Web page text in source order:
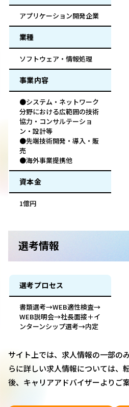
アプリケーション開発企業
業種
ソフトウェア・情報処理
事業内容
●システム・ネットワーク
分野における広範囲の技術
協力・コンサルテーショ
ン・設計等
●先端技術開発・導入・販
売
●海外事業提携他
資本金
1億円
選考情報
選考プロセス
書類選考→WEB適性検査→
WEB説明会→社長面接＋イ
ンターンシップ選考→内定
サイト上では、求人情報の一部の
らに詳しい求人情報については、
後、キャリアアドバイザーよりご